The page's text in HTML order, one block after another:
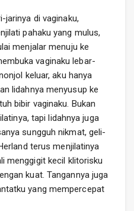
jarinya di vaginaku,
pahaku yang mulus,
menjalar menuju ke
vaginaku lebar-
keluar, aku hanya
lidahnya menyusup ke
bibir vaginaku. Bukan
tapi lidahnya juga
sungguh nikmat, geli-
terus menjilatinya
menggigit kecil klitorisku
kuat. Tangannya juga
yang mempercepat